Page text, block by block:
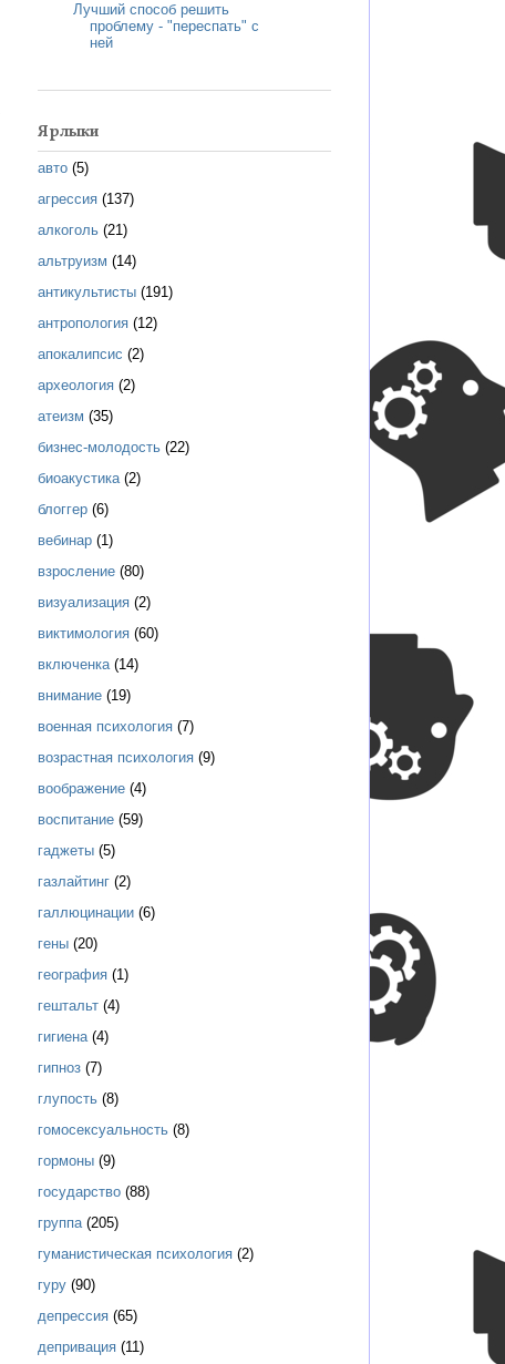
Лучший способ решить
проблему - "переспать" с
ней
Ярлыки
авто (5)
агрессия (137)
алкоголь (21)
альтруизм (14)
антикультисты (191)
антропология (12)
апокалипсис (2)
археология (2)
атеизм (35)
бизнес-молодость (22)
биоакустика (2)
блоггер (6)
вебинар (1)
взросление (80)
визуализация (2)
виктимология (60)
включенка (14)
внимание (19)
военная психология (7)
возрастная психология (9)
воображение (4)
воспитание (59)
гаджеты (5)
газлайтинг (2)
галлюцинации (6)
гены (20)
география (1)
гештальт (4)
гигиена (4)
гипноз (7)
глупость (8)
гомосексуальность (8)
гормоны (9)
государство (88)
группа (205)
гуманистическая психология (2)
гуру (90)
депрессия (65)
депривация (11)